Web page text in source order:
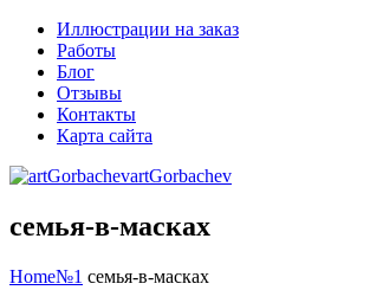
Иллюстрации на заказ
Работы
Блог
Отзывы
Контакты
Карта сайта
artGorbachev
семья-в-масках
Home№1 семья-в-масках